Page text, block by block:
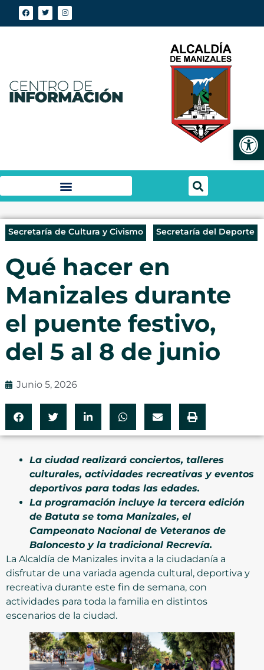
Secretaría de Cultura y Civismo Secretaría del Deporte
Qué hacer en
Manizales durante
el puente festivo,
del 5 al 8 de junio
Junio 5, 2026
La ciudad realizará conciertos, talleres
culturales, actividades recreativas y eventos
deportivos para todas las edades.
La programación incluye la tercera edición
de Batuta se toma Manizales, el
Campeonato Nacional de Veteranos de
Baloncesto y la tradicional Recrevía.
La Alcaldía de Manizales invita a la ciudadanía a
disfrutar de una variada agenda cultural, deportiva y
recreativa durante este fin de semana, con
actividades para toda la familia en distintos
escenarios de la ciudad.